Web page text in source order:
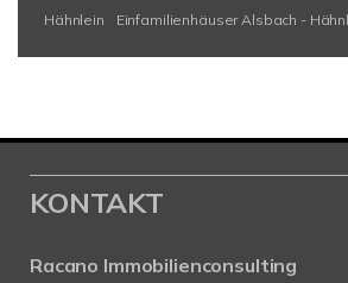
Hähnlein
Einfamilienhäuser Alsbach -
KONTAKT
Racano Immobilienconsulting